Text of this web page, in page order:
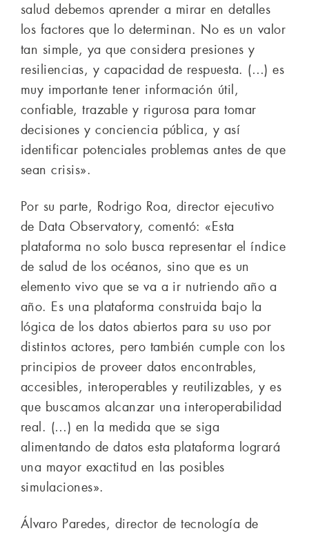
salud debemos aprender a mirar en detalles
los factores que lo determinan. No es un valor
tan simple, ya que considera presiones y
resiliencias, y capacidad de respuesta. (…) es
muy importante tener información útil,
confiable, trazable y rigurosa para tomar
decisiones y conciencia pública, y así
identificar potenciales problemas antes de que
sean crisis».
Por su parte, Rodrigo Roa, director ejecutivo
de Data Observatory, comentó: «Esta
plataforma no solo busca representar el índice
de salud de los océanos, sino que es un
elemento vivo que se va a ir nutriendo año a
año. Es una plataforma construida bajo la
lógica de los datos abiertos para su uso por
distintos actores, pero también cumple con los
principios de proveer datos encontrables,
accesibles, interoperables y reutilizables, y es
que buscamos alcanzar una interoperabilidad
real. (…) en la medida que se siga
alimentando de datos esta plataforma logrará
una mayor exactitud en las posibles
simulaciones».
Álvaro Paredes, director de tecnología de